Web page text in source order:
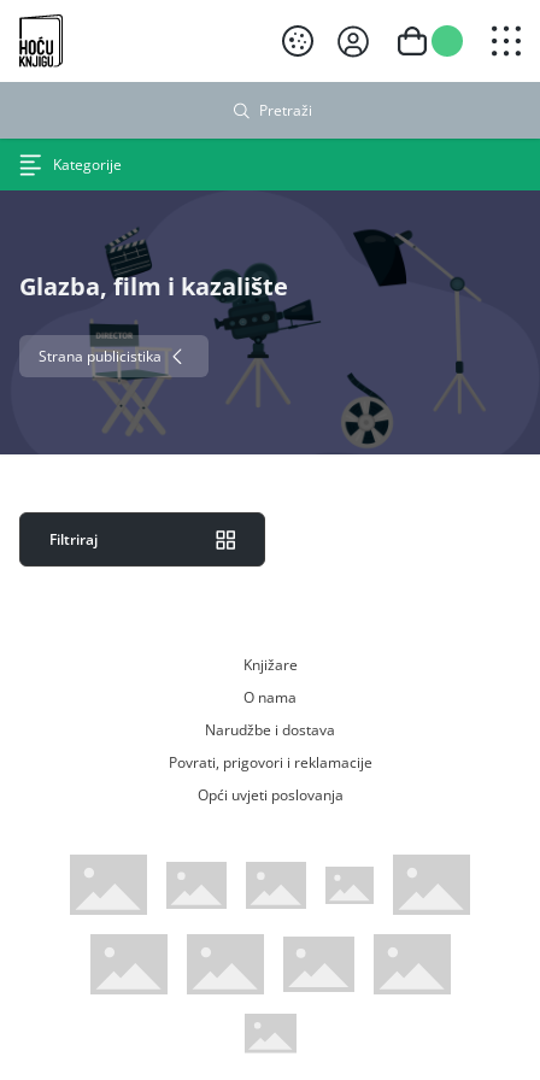
Hoću knjigu crni logo
Pretraži
Kategorije
Glazba, film i kazalište
Strana publicistika
Filtriraj
Knjižare
O nama
Narudžbe i dostava
Povrati, prigovori i reklamacije
Opći uvjeti poslovanja
WsPay web stranicaMaestro web stranicaMastercard web stranicaAmerican Express web stranica
Visa web stranica
Diners web stranicaTrustwave certificiranoMastercard sigurnosni kod web
Pci Dss certificirano
Verified by Visa web stranica